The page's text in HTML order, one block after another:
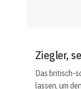
Ziegler,
Das britisch-
lassen, um